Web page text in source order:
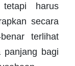
harus
secara
terlihat
panjang bagi